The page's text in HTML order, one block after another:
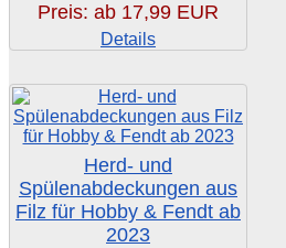
Preis: ab 17,99 EUR
Details
Herd- und
Spülenabdeckungen aus
Filz für Hobby & Fendt ab
2023